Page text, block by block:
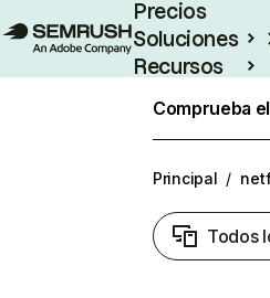
Precios
Soluciones
Recursos
Comprueba
Principal /
Todos